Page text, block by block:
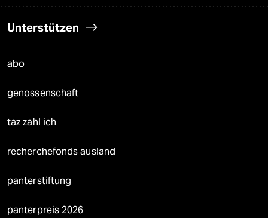
Unterstützen
abo
genossenschaft
taz zahl ich
recherchefonds ausland
panterstiftung
panterpreis 2026